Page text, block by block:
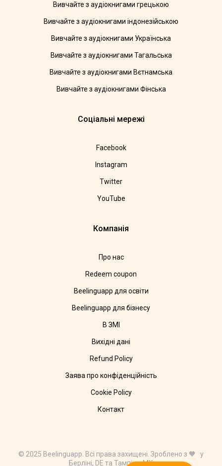
Вивчайте з аудіокнигами грецькою
Вивчайте з аудіокнигами індонезійською
Вивчайте з аудіокнигами Українська
Вивчайте з аудіокнигами Тагальська
Вивчайте з аудіокнигами Вєтнамська
Вивчайте з аудіокнигами Фінська
Соціальні мережі
Facebook
Instagram
Twitter
YouTube
Компанія
Про нас
Redeem coupon
Beelinguapp для освіти
Beelinguapp для бізнесу
В ЗМІ
Вихідні дані
Refund Policy
Заява про конфіденційність
Cookie Policy
Контакт
© 2025 Beelinguapp. Всі права захищені. Зроблено з 🧡 у
Берліні, DE та Тампіко, MX